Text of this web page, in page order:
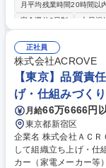
営・ガバナンス業務：
簿管理会社（信託銀行
新設・改定およびコン
メント業務、総務実務
していきます。 募集職種 【総務/マネージャー候補】終活インフラを整え
る東証プライム企業/リ
月平均残業時間20時間以
完全週休2日制
土日祝
正社員
株式会社ACROVE
【東京】品質責
げ・仕組みづく
月給66万6666円
東京都新宿区
企業名 株式会社ＡＣＲＯＶＥ 求人名 【東京】品質責任者/
して組織立ち上げ・仕組みづくりをお
カー（家電メーカー等